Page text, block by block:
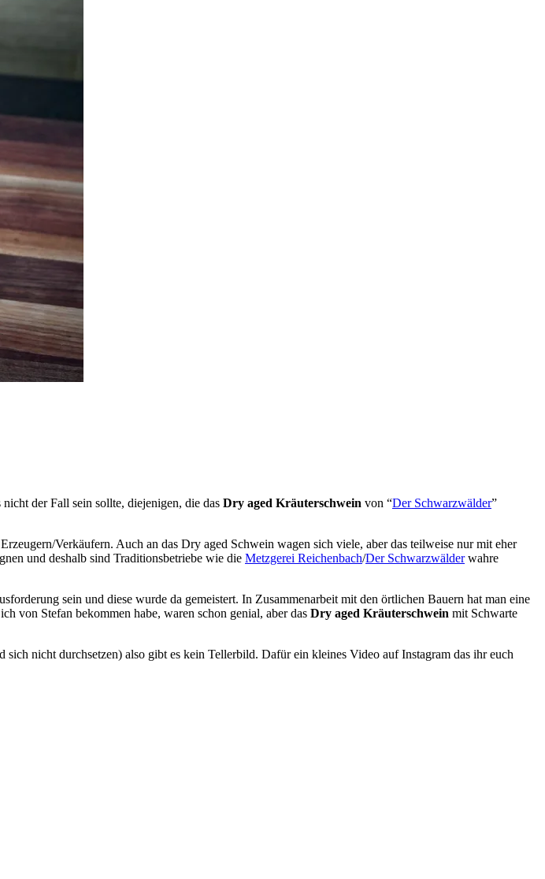
der Fall sein sollte, diejenigen, die das Dry aged Kräuterschwein von “Der Schwarzwälder”
Verkäufern. Auch an das Dry aged Schwein wagen sich viele, aber das teilweise nur mit eher
und deshalb sind Traditionsbetriebe wie die Metzgerei Reichenbach/Der Schwarzwälderwahre
sein und diese wurde da gemeistert. In Zusammenarbeit mit den örtlichen Bauern hat man eine
von Stefan bekommen habe, waren schon genial, aber das Dry aged Kräuterschwein mit Schwarte
nicht durchsetzen) also gibt es kein Tellerbild. Dafür ein kleines Video auf Instagram das ihr euch